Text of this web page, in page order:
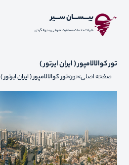
بیـــســـان ســـیر
شرکت خدمات مسافرت هوایی و جهانگردی
تور کوالالامپور ( ایران ایرتور )
صفحه اصلی تور تور کوالالامپور ( ایران ایرتور )